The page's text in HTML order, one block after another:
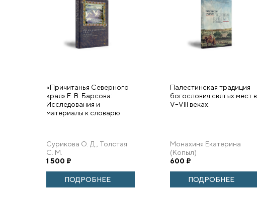
«Причитанья Северного
края» Е. В. Барсова:
Исследования и
материалы к словарю
Сурикова О. Д., Толстая
С. М.
1 500 ₽
ПОДРОБНЕЕ
Палестинская традиция
богословия святых мест в
V–VIII веках.
Монахиня Екатерина
(Копыл)
600 ₽
ПОДРОБНЕЕ